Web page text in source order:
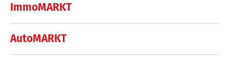
ImmoMARKT
AutoMARKT